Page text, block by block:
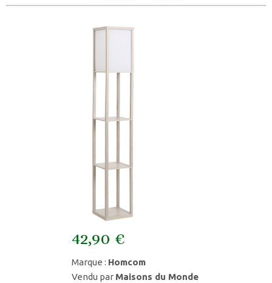
42,90 €
Marque : Homcom
Vendu par Maisons du Monde